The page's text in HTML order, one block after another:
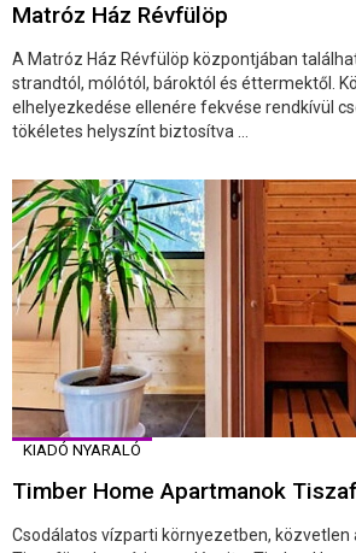
Matróz Ház Révfülöp
A Matróz Ház Révfülöp központjában
strandtól, mólótól, bároktól és éttermektől.
elhelyezkedése ellenére fekvése rendkívül
tökéletes helyszínt biztosítva ...
KIADÓ NYARALÓ
Timber Home Apartmanok
Csodálatos vízparti környezetben, közvetlen